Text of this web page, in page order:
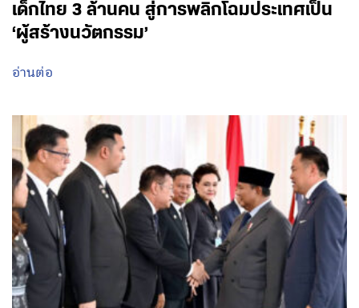
เด็กไทย 3 ล้านคน สู่การพลิกโฉมประเทศเป็น
‘ผู้สร้างนวัตกรรม’
อ่านต่อ